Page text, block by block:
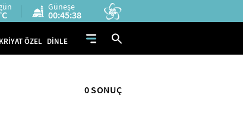
Güneşe
00:45:38
ÖZEL DİNLE
0 SONUÇ